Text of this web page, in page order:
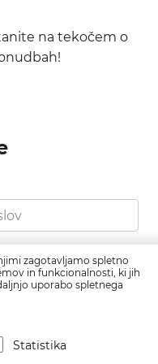
na tekočem o
ki ga najdete
zagotavljamo spletno
in funkcionalnosti, ki jih
uporabo spletnega
Statistika